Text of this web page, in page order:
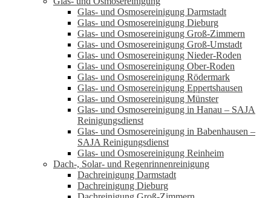
Glas- und Osmosereinigung Darmstadt
Glas- und Osmosereinigung Dieburg
Glas- und Osmosereinigung Groß-Zimmern
Glas- und Osmosereinigung Groß-Umstadt
Glas- und Osmosereinigung Nieder-Roden
Glas- und Osmosereinigung Ober-Roden
Glas- und Osmosereinigung Rödermark
Glas- und Osmosereinigung Eppertshausen
Glas- und Osmosereinigung Münster
Glas- und Osmosereinigung in Hanau – SAJA
Reinigungsdienst
Glas- und Osmosereinigung in Babenhausen –
SAJA Reinigungsdienst
Glas- und Osmosereinigung Reinheim
Dach-, Solar- und Regenrinnenreinigung
Dachreinigung Darmstadt
Dachreinigung Dieburg